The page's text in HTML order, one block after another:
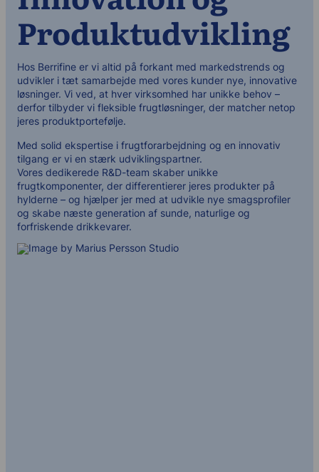
Produktudvikling
Hos Berrifine er vi altid på forkant med markedstrends og
udvikler i tæt samarbejde med vores kunder nye, innovative
løsninger. Vi ved, at hver virksomhed har unikke behov –
derfor tilbyder vi fleksible frugtløsninger, der matcher netop
jeres produktportefølje.
Med solid ekspertise i frugtforarbejdning og en innovativ
tilgang er vi en stærk udviklingspartner.
Vores dedikerede R&D-team skaber unikke
frugtkomponenter, der differentierer jeres produkter på
hylderne – og hjælper jer med at udvikle nye smagsprofiler
og skabe næste generation af sunde, naturlige og
forfriskende drikkevarer.